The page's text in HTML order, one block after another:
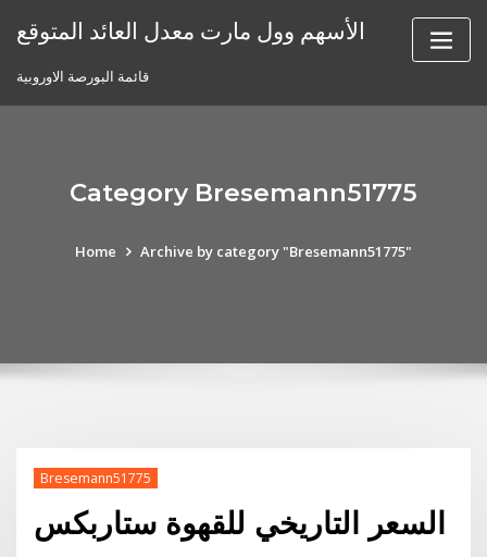
الأسهم وول مارت معدل العائد المتوقع
قائمة البورصة الاوروبية
Category Bresemann51775
Home Archive by category "Bresemann51775"
Bresemann51775
السعر التاريخي للقهوة ستاربكس